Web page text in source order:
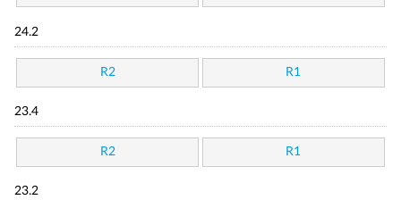
24.2
R2 R1
23.4
R2 R1
23.2